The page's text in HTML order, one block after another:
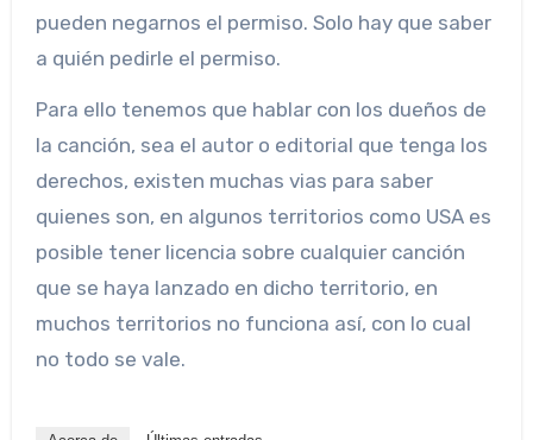
pueden negarnos el permiso. Solo hay que saber
a quién pedirle el permiso.
Para ello tenemos que hablar con los dueños de
la canción, sea el autor o editorial que tenga los
derechos, existen muchas vias para saber
quienes son, en algunos territorios como USA es
posible tener licencia sobre cualquier canción
que se haya lanzado en dicho territorio, en
muchos territorios no funciona así, con lo cual
no todo se vale.